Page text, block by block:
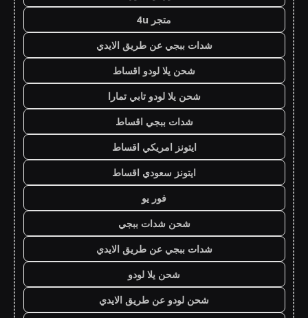
متجر 4u
شدات ببجي عن طريق الايدي
شحن يلا لودو اقساط
شحن يلا لودو تابي تمارا
شدات ببجي اقساط
ايتونز امريكي اقساط
ايتونز سعودي اقساط
فور يو
شحن شدات ببجي
شدات ببجي عن طريق الايدي
شحن يلا لودو
شحن لودو عن طريق الايدي